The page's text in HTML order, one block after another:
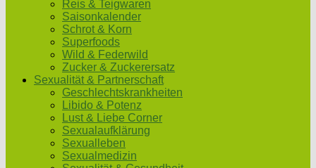
Reis & Teigwaren
Saisonkalender
Schrot & Korn
Superfoods
Wild & Federwild
Zucker & Zuckerersatz
Sexualität & Partnerschaft
Geschlechtskrankheiten
Libido & Potenz
Lust & Liebe Corner
Sexualaufklärung
Sexualleben
Sexualmedizin